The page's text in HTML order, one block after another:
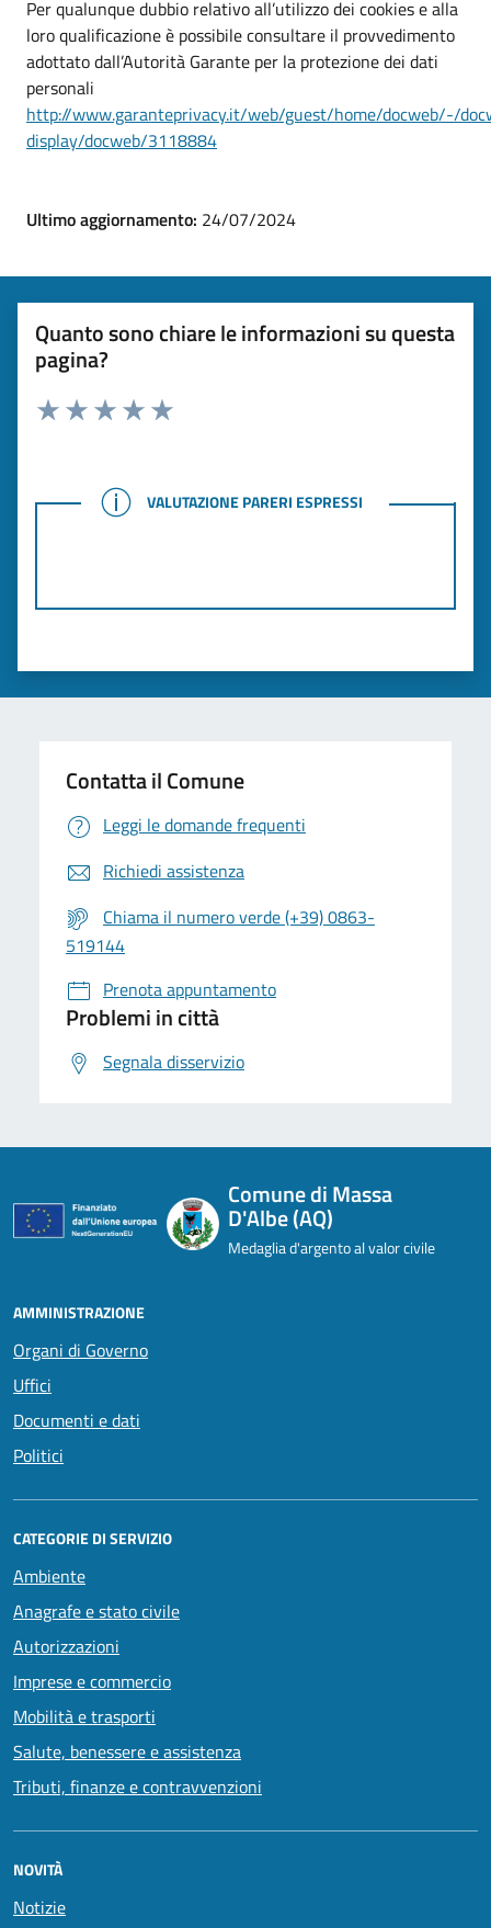
Per qualunque dubbio relativo all’utilizzo dei cookies e alla
loro qualificazione è possibile consultare il provvedimento
adottato dall’Autorità Garante per la protezione dei dati
personali
http://www.garanteprivacy.it/web/guest/home/docweb/-/
display/docweb/3118884
Ultimo aggiornamento: 24/07/2024
Quanto sono chiare le informazioni su questa
pagina?
Rating:
VALUTAZIONE PARERI ESPRESSI
VALUTAZIONE PARERI ESPRESSI
Contatta il Comune
Leggi le domande frequenti
Richiedi assistenza
Chiama il numero verde (+39) 0863-
519144
Prenota appuntamento
Problemi in città
Segnala disservizio
Comune di Massa
D'Albe (AQ)
Medaglia d'argento al valor civile
AMMINISTRAZIONE
Organi di Governo
Uffici
Documenti e dati
Politici
CATEGORIE DI SERVIZIO
Ambiente
Anagrafe e stato civile
Autorizzazioni
Imprese e commercio
Mobilità e trasporti
Salute, benessere e assistenza
Tributi, finanze e contravvenzioni
NOVITÀ
Notizie